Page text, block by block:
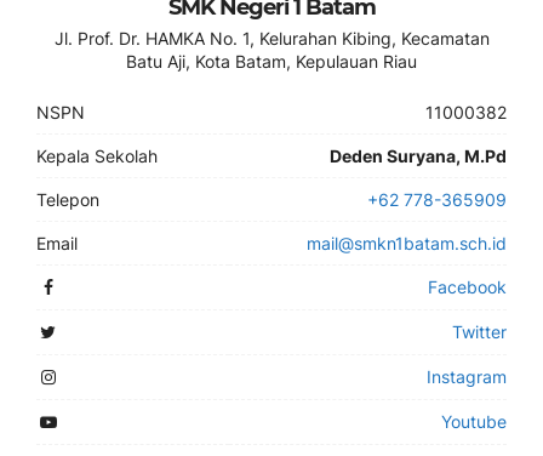
SMK Negeri 1 Batam
Jl. Prof. Dr. HAMKA No. 1, Kelurahan Kibing, Kecamatan
Batu Aji, Kota Batam, Kepulauan Riau
NSPN 11000382
Kepala Sekolah Deden Suryana, M.Pd
Telepon +62 778-365909
Email mail@smkn1batam.sch.id
Facebook
Twitter
Instagram
Youtube